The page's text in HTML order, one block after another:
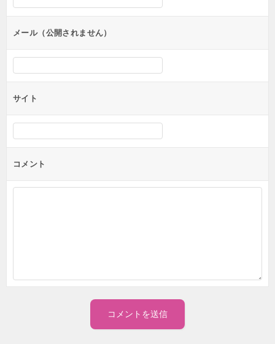
ョ
ンメール（公開されません）
サイト
コメント